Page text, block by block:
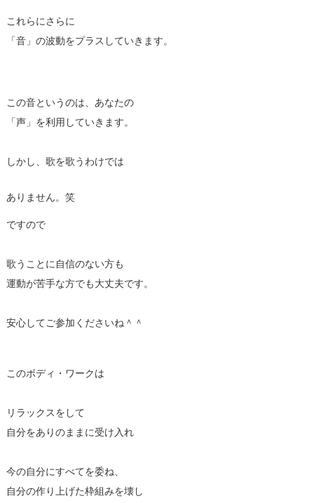
これらにさらに
「音」の波動をプラスしていきます。
この音というのは、あなたの
「声」を利用していきます。
しかし、歌を歌うわけでは
ありません。笑
ですので
歌うことに自信のない方も
運動が苦手な方でも大丈夫です。
安心してご参加くださいね＾＾
このボディ・ワークは
リラックスをして
自分をありのままに受け入れ
今の自分にすべてを委ね、
自分の作り上げた枠組みを壊し